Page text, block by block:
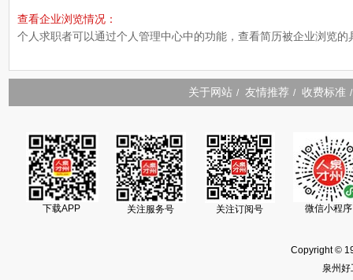
查看企业浏览情况：
个人求职者可以通过个人管理中心中的功能，查看简历被企业浏览
关于网站 / 友情推荐 / 收费标准 /
下载APP 关注服务号 关注订阅号 微信小程序
Copyright ©
泉州